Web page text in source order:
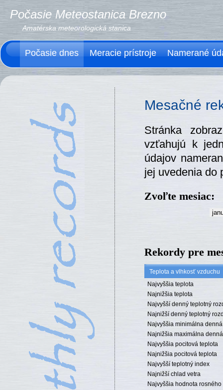
Počasie Meteostanica Brezno
Amatérska meteorologická stanica
Počasie dnes Meracie prístroje Namerané
Mesačné
Stránka
vzťahujú k
údajov
jej uvedenia do
Zvoľte mesiac:
Rekordy pre
Teplota a vlhkosť vzduchu
Najvyššia teplota
Najnižšia teplota
Najvyšší denný teplotný
Najnižší denný teplotný
Najvyššia minimálna
Najnižšia maximálna
Najvyššia pocitová teplota
Najnižšia pocitová teplota
Najvyšší teplotný index
Najnižší chlad vetra
Najvyššia hodnota rosného